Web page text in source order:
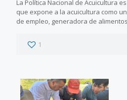
La Política Nacional de Acuicultura
que expone a la acuicultura como
de empleo, generadora de
1